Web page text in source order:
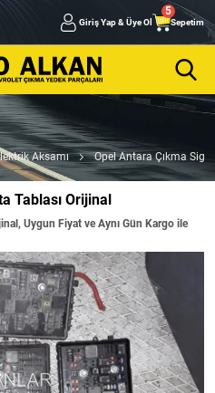
Giriş Yap & Üye Ol Sepetim
Aksamı Opel Antara Çıkma
Tablası Orijinal
Uygun Fiyat ve Aynı Gün Kargo ile